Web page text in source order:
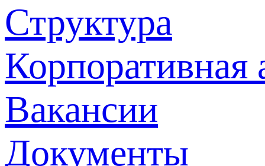
Структура
Корпоративная
Вакансии
Документы